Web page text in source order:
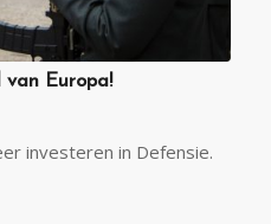
van Europa!
investeren in Defensie.